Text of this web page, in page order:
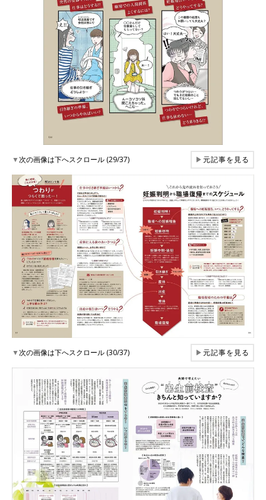
▼次の画像は下へスクロール (29/37) ▶元記事を見る
▼次の画像は下へスクロール (30/37) ▶元記事を見る